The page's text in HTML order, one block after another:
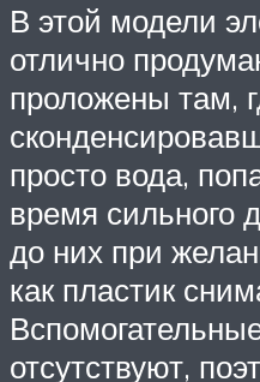
В этой модели
отлично
проложены там,
просто вода,
время сильного
до них при
как пластик
отсутствуют,